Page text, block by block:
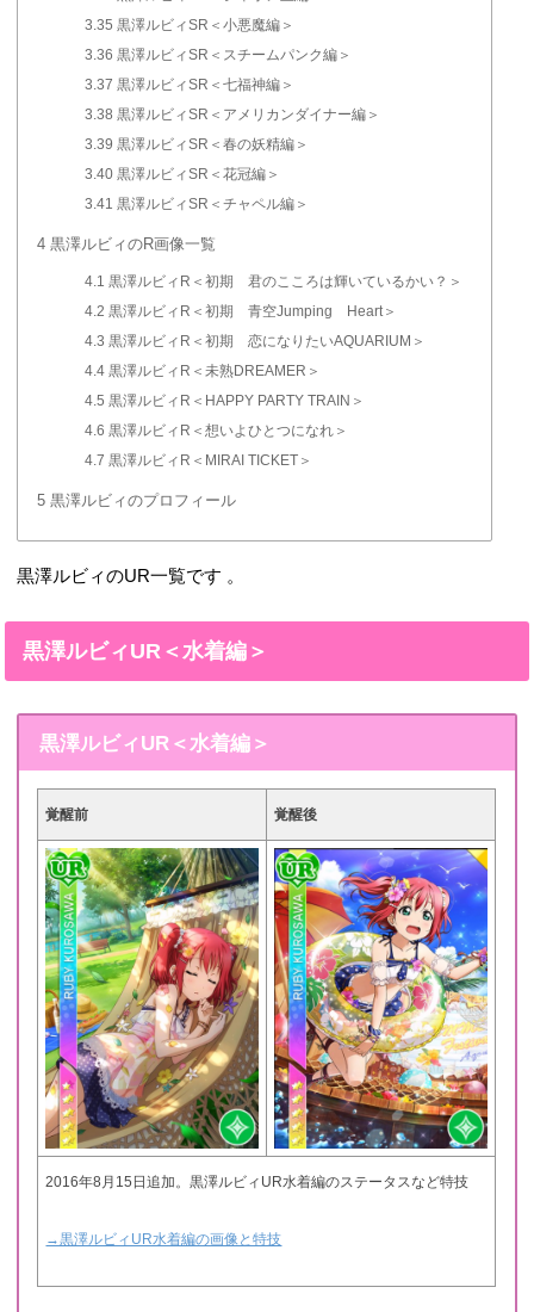
3.35 黒澤ルビィSR＜小悪魔編＞
3.36 黒澤ルビィSR＜スチームパンク編＞
3.37 黒澤ルビィSR＜七福神編＞
3.38 黒澤ルビィSR＜アメリカンダイナー編＞
3.39 黒澤ルビィSR＜春の妖精編＞
3.40黒澤ルビィSR＜花冠編＞
3.41 黒澤ルビィSR＜チャペル編＞
4 黒澤ルビィのR画像一覧
4.1 黒澤ルビィR＜初期 君のこころは輝いているかい？＞
4.2 黒澤ルビィR＜初期 青空Jumping Heart＞
4.3 黒澤ルビィR＜初期 恋になりたいAQUARIUM＞
4.4黒澤ルビィR＜未熟DREAMER＞
4.5 黒澤ルビィR＜HAPPY PARTY TRAIN＞
4.6 黒澤ルビィR＜想いよひとつになれ＞
4.7 黒澤ルビィR＜MIRAI TICKET＞
5 黒澤ルビィのプロフィール
黒澤ルビィのUR一覧です 。
黒澤ルビィUR＜水着編＞
黒澤ルビィUR＜水着編＞
覚醒前 覚醒後
2016年8月15日追加。黒澤ルビィUR水着編のステータスなど特技
→黒澤ルビィUR水着編の画像と特技